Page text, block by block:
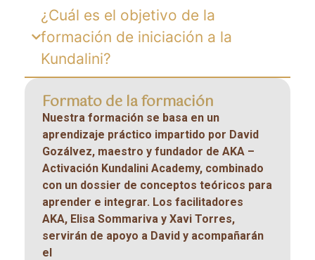
¿Cuál es el objetivo de la
formación de iniciación a la
Kundalini?
Formato de la formación
Nuestra formación se basa en un
aprendizaje práctico impartido por David
Gozálvez, maestro y fundador de AKA –
Activación Kundalini Academy, combinado
con un dossier de conceptos teóricos para
aprender e integrar. Los facilitadores
AKA, Elisa Sommariva y Xavi Torres,
servirán de apoyo a David y acompañarán
el